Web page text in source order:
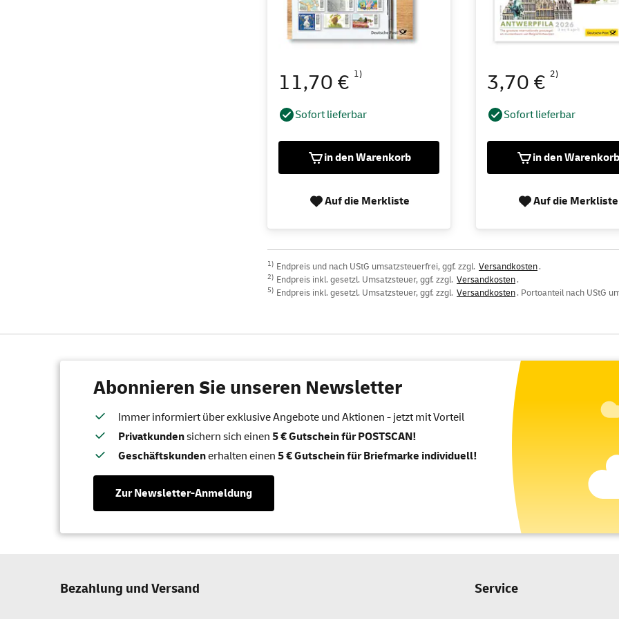
11,70 € 1)
Sofort lieferbar
in den Warenkorb
Auf die Merkliste
3,70 €2)
Sofort lieferbar
in den Warenkorb
Auf die Merkliste
1) Endpreis und nach UStG umsatzsteuerfrei, ggf. zzgl. Versandkosten.
2) Endpreis inkl. gesetzl. Umsatzsteuer, ggf. zzgl. Versandkosten.
5) Endpreis inkl. gesetzl. Umsatzsteuer, ggf. zzgl. Versandkosten. Portoanteil nach UStG
Abonnieren Sie unseren Newsletter
Immer informiert über exklusive Angebote und Aktionen - jetzt mit Vorteil
Privatkundensichern sich einen 5 € Gutschein für POSTSCAN!
Geschäftskundenerhalten einen 5 € Gutschein für Briefmarke individuell!
Zur Newsletter-Anmeldung
Bezahlung und Versand Service